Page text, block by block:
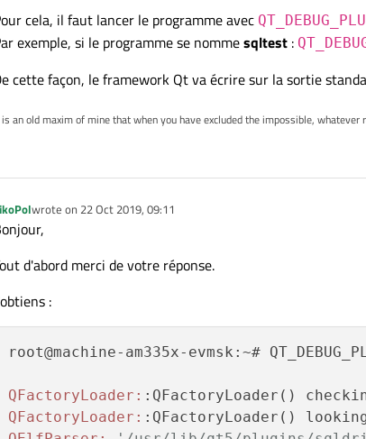
#include <QDebug>
int main(int argc, char *argv[])
    QCoreApplication a(argc, argv);
Lorsque j’exécute ce code sur le PC j'ai :
"QPSQL", "QPSQL7")
Sur l'ARM, dans mon /usr/lib/qt5/plugins
audio                  iconengines
Et même si je rajoute la librairiesqldriversavec les
audio                  iconengines
bearer                 imageformats
cela, il faut lancer le programme avec
exemple, si le programme se nommesqltest :
cette façon, le framework Qt va écrire sur la sortie
an old maxim of mine that when you have excluded the impossible,
wrote on 22 Oct 2019, 09:11
last edited by
d'abord merci de votre réponse.
:
root@machine-am335x-evmsk:~#
QFactoryLoader: :QFactoryLoader()
QFactoryLoader: :QFactoryLoader()